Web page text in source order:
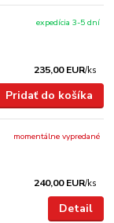
235,00 EUR/ks
expedícia 3-5 dní
Pridať do košíka
240,00 EUR/ks
momentálne vypredané
Detail